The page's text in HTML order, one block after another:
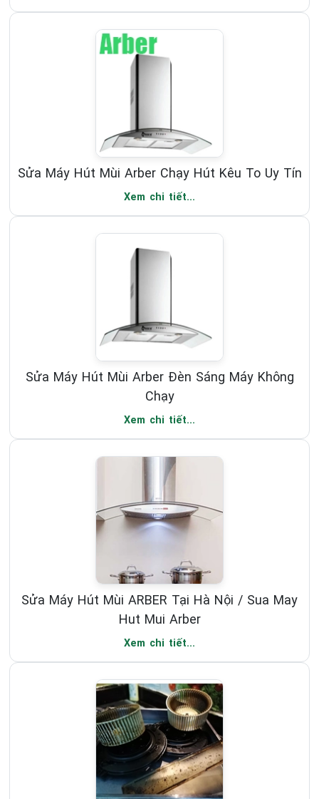
Sửa Máy Hút Mùi Arber Chạy Hút Kêu To Uy Tín
Xem chi tiết...
Sửa Máy Hút Mùi Arber Đèn Sáng Máy Không
Chạy
Xem chi tiết...
Sửa Máy Hút Mùi ARBER Tại Hà Nội / Sua May
Hut Mui Arber
Xem chi tiết...